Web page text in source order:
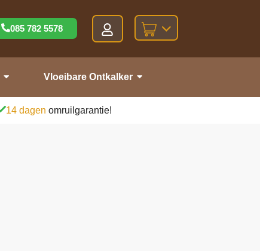
085 782 5578
Vloeibare Ontkalker
14 dagen omruilgarantie!